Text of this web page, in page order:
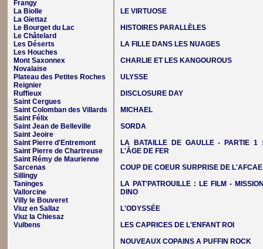
Frangy
La Biolle
La Giettaz
Le Bourget du Lac
Le Châtelard
Les Déserts
Les Houches
Mont Saxonnex
Novalaise
Plateau des Petites Roches
Reignier
Ruffieux
Saint Cergues
Saint Colomban des Villards
Saint Félix
Saint Jean de Belleville
Saint Jeoire
Saint Pierre d'Entremont
Saint Pierre de Chartreuse
Saint Rémy de Maurienne
Sarcenas
Sillingy
Taninges
Vallorcine
Villy le Bouveret
Viuz en Sallaz
Viuz la Chiesaz
Vulbens
LE VIRTUOSE
HISTOIRES PARALLÈLES
LA FILLE DANS LES NUAGES
CHARLIE ET LES KANGOUROUS
ULYSSE
DISCLOSURE DAY
MICHAEL
SORDA
LA BATAILLE DE GAULLE - PARTIE 1
L'ÂGE DE FER
COUP DE COEUR SURPRISE DE L'AFCAE
LA PAT'PATROUILLE : LE FILM -
DINO
L'ODYSSÉE
LES CAPRICES DE L'ENFANT ROI
NOUVEAUX COPAINS A PUFFIN ROCK